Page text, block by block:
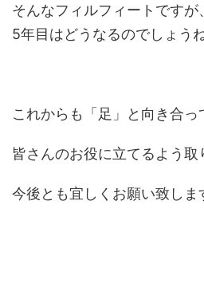
そんなフィルフィートですが、
5年目はどうなるのでしょう
これからも「足」と向き合っ
皆さんのお役に立てるよう
今後とも宜しくお願い致しま